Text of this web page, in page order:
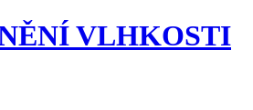
VLHKOSTI